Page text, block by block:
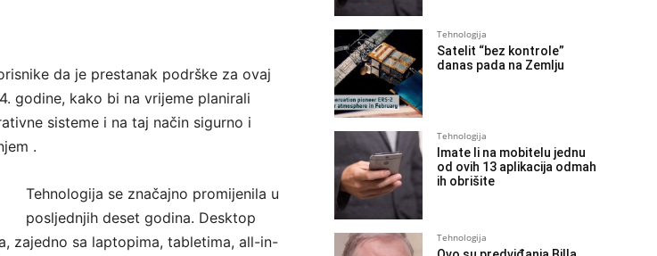
da je prestanak podrške za ovaj
godine, kako bi na vrijeme planirali
sisteme i na taj način sigurno i
.
Tehnologija se značajno promijenila u
posljednjih deset godina. Desktop
zajedno sa laptopima, tabletima, all-in-
Tehnologija
Satelit “bez kontrole”
danas pada na Zemlju
Tehnologija
Imate li na mobitelu jednu
od ovih 13 aplikacija odmah
ih obrišite
Tehnologija